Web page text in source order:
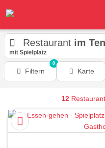
Restaurant im
mit Spielplatz
Filtern
0
Karte
12